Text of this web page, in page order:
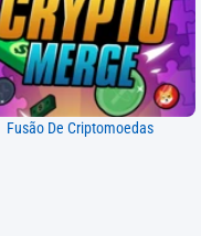
Fusão De Criptomoedas